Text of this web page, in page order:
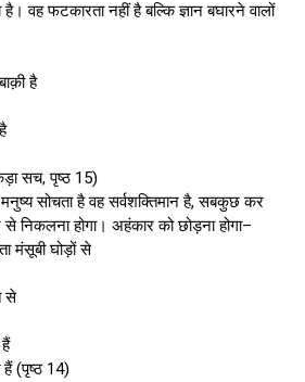
वह फटकारता नहीं है बल्कि ज्ञान बघारने वालों
है
सच, पृष्ठ 15)
सोचता है वह सर्वशक्तिमान है, सबकुछ कर
होगा। अहंकार को छोड़ना होगा–
मंसूबी घोड़ों से
से
(पृष्ठ 14)